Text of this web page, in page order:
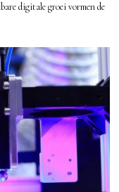
digitale groei vormen de